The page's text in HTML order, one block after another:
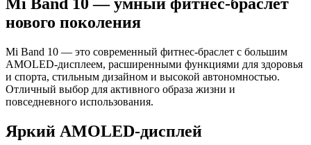
нового поколения
Mi Band 10 — это современный фитнес-браслет с большим
AMOLED-дисплеем, расширенными функциями для здоровья
и спорта, стильным дизайном и высокой автономностью.
Отличный выбор для активного образа жизни и
повседневного использования.
Яркий AMOLED-дисплей